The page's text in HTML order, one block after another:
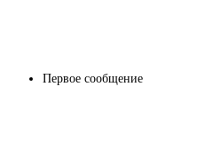
Первое сообщение